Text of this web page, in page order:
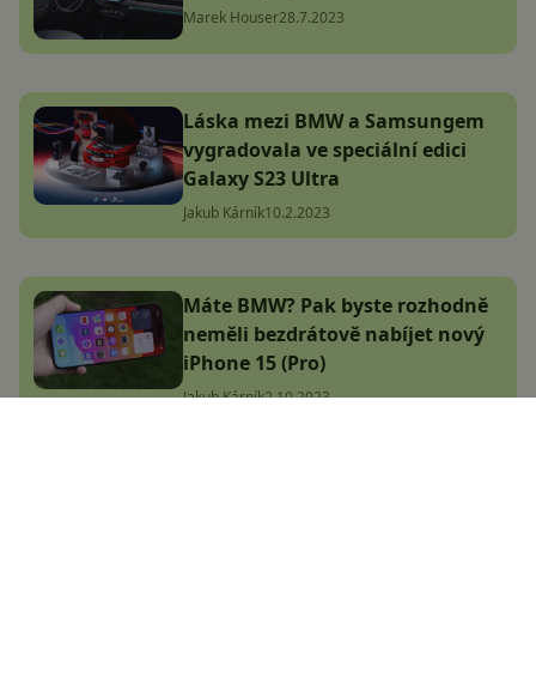
Marek Houser28.7.2023
Láska mezi BMW a Samsungem
vygradovala ve speciální edici
Galaxy S23 Ultra
Jakub Kárník10.2.2023
Máte BMW? Pak byste rozhodně
neměli bezdrátově nabíjet nový
iPhone 15 (Pro)
Jakub Kárník2.10.2023